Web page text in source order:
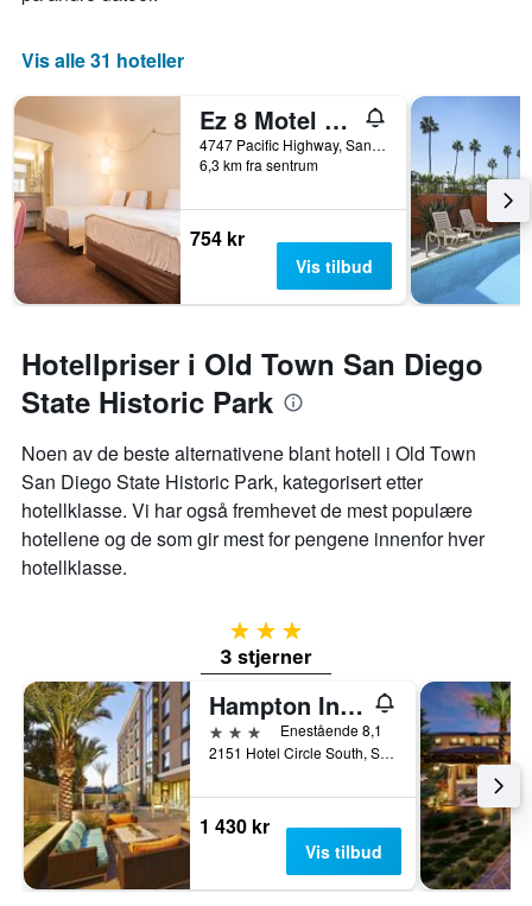
Vis alle 31 hoteller
Ez 8 Motel Old Town
4747 Pacific Highway, San Diego, CA, USA
6,3 km fra sentrum
754 kr
Vis tilbud
Hotellpriser i Old Town San Diego
State Historic Park
Noen av de beste alternativene blant hotell i Old Town
San Diego State Historic Park, kategorisert etter
hotellklasse. Vi har også fremhevet de mest populære
hotellene og de som gir mest for pengene innenfor hver
hotellklasse.
3 stjerner
3 stjerner
Hampton Inn San Diego/Mission Valley
3 stjernerEnestående 8,1
2151 Hotel Circle South, San Diego, CA, USA
1 430 kr
Vis tilbud